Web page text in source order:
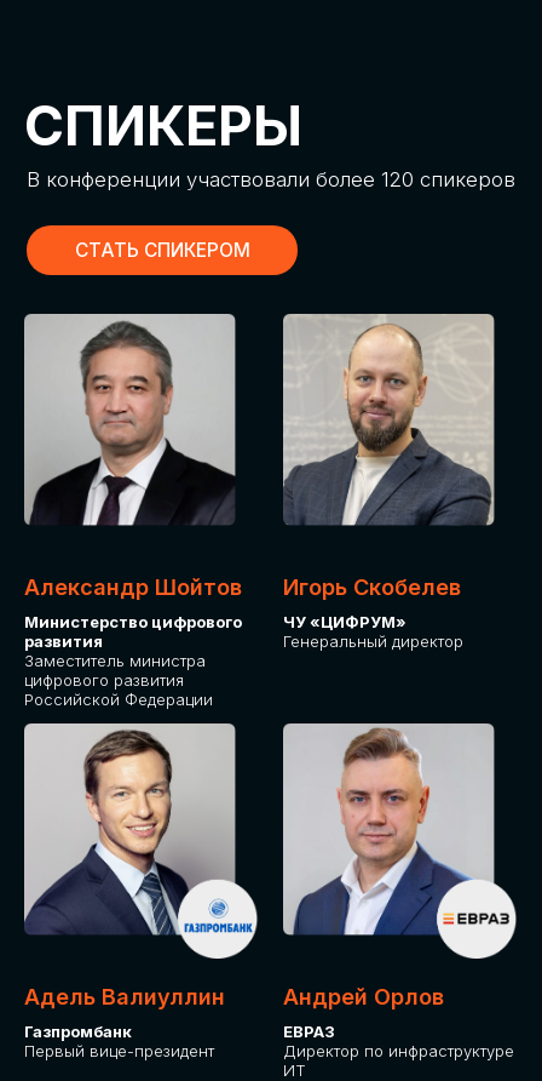
Александр Шойтов
Министерство цифрового
развития
Заместитель министра
цифрового развития
Российской Федерации
Игорь Скобелев
ЧУ «ЦИФРУМ»
Генеральный директор
Адель Валиуллин
Газпромбанк
Первый вице-президент
Андрей Орлов
ЕВРАЗ
Директор по инфраструктуре
ИТ